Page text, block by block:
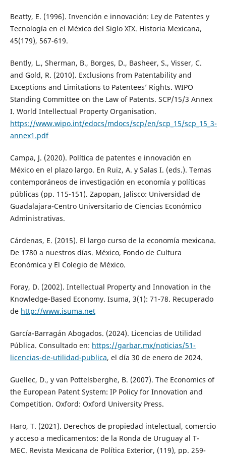
Beatty, E. (1996). Invención e innovación: Ley de Patentes y
Tecnología en el México del Siglo XIX. Historia Mexicana,
45(179), 567-619.
Bently, L., Sherman, B., Borges, D., Basheer, S., Visser, C.
and Gold, R. (2010). Exclusions from Patentability and
Exceptions and Limitations to Patentees’ Rights. WIPO
Standing Committee on the Law of Patents. SCP/15/3 Annex
I. World Intellectual Property Organisation.
https://www.wipo.int/edocs/mdocs/scp/en/scp_15/scp_15_3-
annex1.pdf
Campa, J. (2020). Política de patentes e innovación en
México en el plazo largo. En Ruiz, A. y Salas I. (eds.). Temas
contemporáneos de investigación en economía y políticas
públicas (pp. 115-151). Zapopan, Jalisco: Universidad de
Guadalajara-Centro Universitario de Ciencias Económico
Administrativas.
Cárdenas, E. (2015). El largo curso de la economía mexicana.
De 1780 a nuestros días. México, Fondo de Cultura
Económica y El Colegio de México.
Foray, D. (2002). Intellectual Property and Innovation in the
Knowledge-Based Economy. Isuma, 3(1): 71-78. Recuperado
de http://www.isuma.net
García-Barragán Abogados. (2024). Licencias de Utilidad
Pública. Consultado en: https://garbar.mx/noticias/51-
licencias-de-utilidad-publica, el día 30 de enero de 2024.
Guellec, D., y van Pottelsberghe, B. (2007). The Economics of
the European Patent System: IP Policy for Innovation and
Competition. Oxford: Oxford University Press.
Haro, T. (2021). Derechos de propiedad intelectual, comercio
y acceso a medicamentos: de la Ronda de Uruguay al T-
MEC. Revista Mexicana de Política Exterior, (119), pp. 259-